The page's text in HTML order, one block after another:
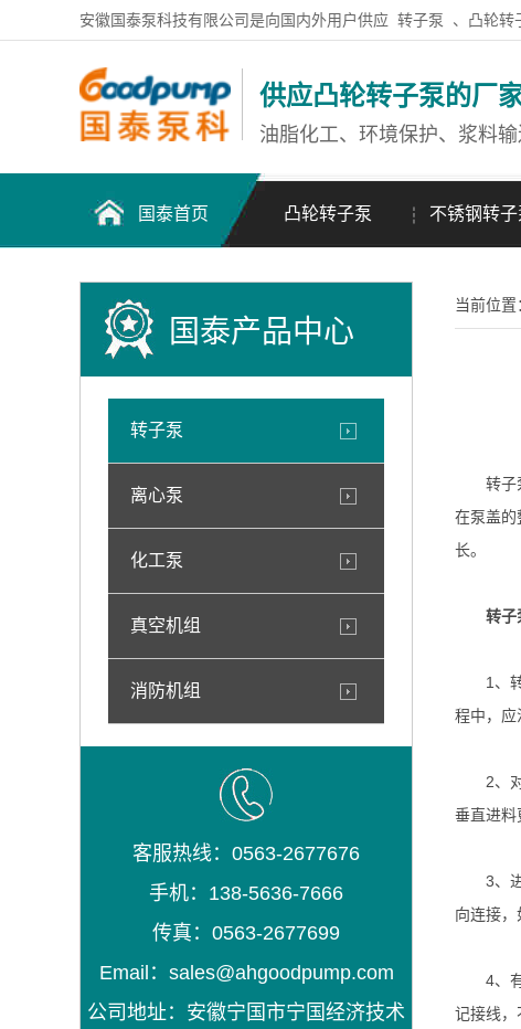
安徽国泰泵科技有限公司是向国内外用户供应 转子泵 、凸轮转
供应凸轮转子泵的厂
油脂化工、环境保护、浆料
国泰首页 凸轮转子泵 不锈钢转子
国泰产品中心
转子泵
离心泵
化工泵
真空机组
消防机组
客服热线：0563-2677676
手机：138-5636-7666
传真：0563-2677699
Email：sales@ahgoodpump.com
公司地址：安徽宁国市宁国经济技术
当前位置
转子泵
在泵盖的
长。
转子泵
1、转
程中，应
2、对
垂直进料
3、进
向连接，
4、有
记接线，